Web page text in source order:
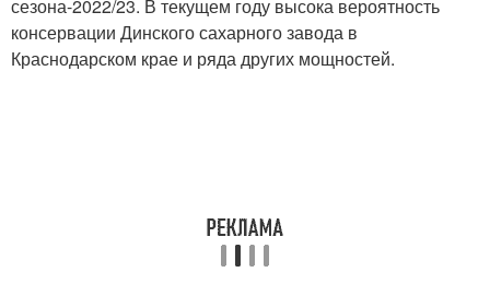
сезона-2022/23. В текущем году высока вероятность
консервации Динского сахарного завода в
Краснодарском крае и ряда других мощностей.